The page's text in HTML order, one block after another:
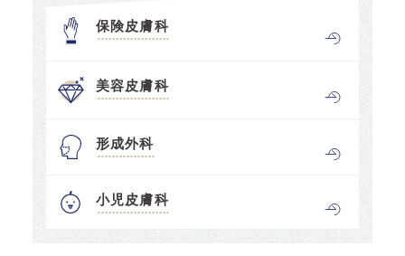
保険皮膚科
美容皮膚科
形成外科
小児皮膚科